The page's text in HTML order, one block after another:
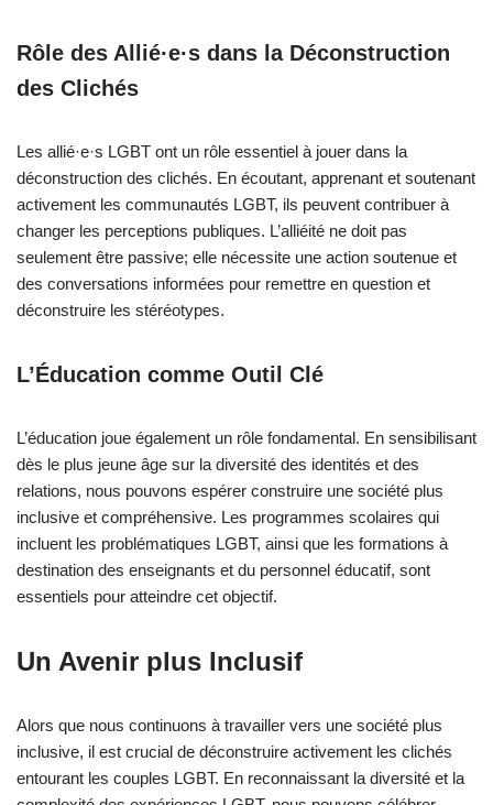
Rôle des Allié·e·s dans la Déconstruction
des Clichés
Les allié·e·s LGBT ont un rôle essentiel à jouer dans la
déconstruction des clichés. En écoutant, apprenant et soutenant
activement les communautés LGBT, ils peuvent contribuer à
changer les perceptions publiques. L’alliéité ne doit pas
seulement être passive; elle nécessite une action soutenue et
des conversations informées pour remettre en question et
déconstruire les stéréotypes.
L’Éducation comme Outil Clé
L’éducation joue également un rôle fondamental. En sensibilisant
dès le plus jeune âge sur la diversité des identités et des
relations, nous pouvons espérer construire une société plus
inclusive et compréhensive. Les programmes scolaires qui
incluent les problématiques LGBT, ainsi que les formations à
destination des enseignants et du personnel éducatif, sont
essentiels pour atteindre cet objectif.
Un Avenir plus Inclusif
Alors que nous continuons à travailler vers une société plus
inclusive, il est crucial de déconstruire activement les clichés
entourant les couples LGBT. En reconnaissant la diversité et la